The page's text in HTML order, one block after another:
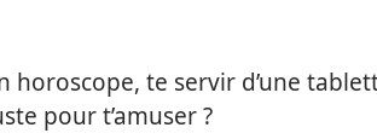
horoscope, te servir d’une
pour t’amuser ?